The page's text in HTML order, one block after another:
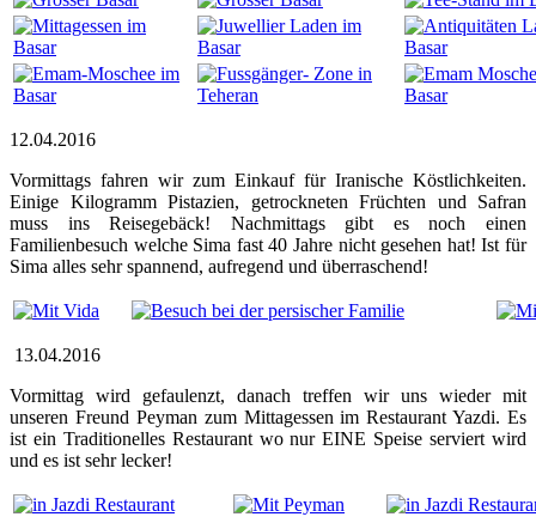
12.04.2016
Vormittags fahren wir zum Einkauf für Iranische Köstlichkeiten.
Einige Kilogramm Pistazien, getrockneten Früchten und Safran
muss ins Reisegebäck! Nachmittags gibt es noch einen
Familienbesuch welche Sima fast 40 Jahre nicht gesehen hat! Ist für
Sima alles sehr spannend, aufregend und überraschend!
13.04.2016
Vormittag wird gefaulenzt, danach treffen wir uns wieder mit
unseren Freund Peyman zum Mittagessen im Restaurant Yazdi. Es
ist ein Traditionelles Restaurant wo nur EINE Speise serviert wird
und es ist sehr lecker!